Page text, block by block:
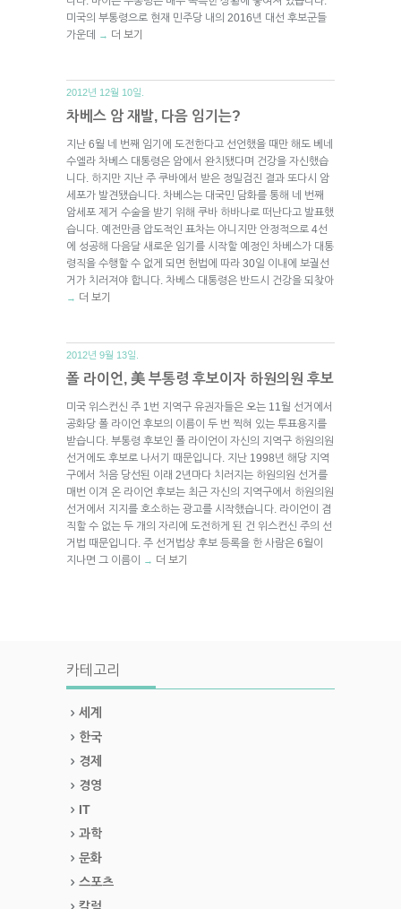
미국의 부통령으로 현재 민주당 내의 2016년 대선 후보군들
가운데
→ 더 보기
2012년 12월 10일.
차베스 암 재발, 다음 임기는?
지난 6월 네 번째 임기에 도전한다고 선언했을 때만 해도 베네
수엘라 차베스 대통령은 암에서 완치됐다며 건강을 자신했습
니다. 하지만 지난 주 쿠바에서 받은 정밀검진 결과 또다시 암
세포가 발견됐습니다. 차베스는 대국민 담화를 통해 네 번째
암세포 제거 수술을 받기 위해 쿠바 하바나로 떠난다고 발표했
습니다. 예전만큼 압도적인 표차는 아니지만 안정적으로 4선
에 성공해 다음달 새로운 임기를 시작할 예정인 차베스가 대통
령직을 수행할 수 없게 되면 헌법에 따라 30일 이내에 보궐선
거가 치러져야 합니다. 차베스 대통령은 반드시 건강을 되찾아
→ 더 보기
2012년 9월 13일.
폴 라이언, 美 부통령 후보이자 하원의원 후보
미국 위스컨신 주 1번 지역구 유권자들은 오는 11월 선거에서
공화당 폴 라이언 후보의 이름이 두 번 찍혀 있는 투표용지를
받습니다. 부통령 후보인 폴 라이언이 자신의 지역구 하원의원
선거에도 후보로 나서기 때문입니다. 지난 1998년 해당 지역
구에서 처음 당선된 이래 2년마다 치러지는 하원의원 선거를
매번 이겨 온 라이언 후보는 최근 자신의 지역구에서 하원의원
선거에서 지지를 호소하는 광고를 시작했습니다. 라이언이 겸
직할 수 없는 두 개의 자리에 도전하게 된 건 위스컨신 주의 선
거법 때문입니다. 주 선거법상 후보 등록을 한 사람은 6월이
지나면 그 이름이
→ 더 보기
카테고리
세계
한국
경제
경영
IT
과학
문화
스포츠
칼럼